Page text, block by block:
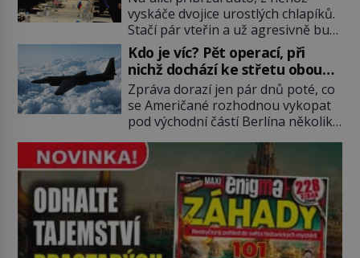
ještě jako první konzul přemístí do
své ložnice v Tuilerisjkém […]
vyskáče dvojice urostlých chlapíků.
Stačí pár vteřin a už agresivně buší
na dveře. O další okamžik později
vlečou nebožáka do auta, a pak už
ho nikdy nikdo nespatří. Dostal se
totiž do rukou všemocné KGB. Jako
sourozenci, kteří si nemohou přijít
na jméno. Neustále se předhání v
plánování sabotáží, […]
Kdo je víc? Pět operací, při
nichž dochází ke střetu obou
tajných služeb
Zpráva dorazí jen pár dnů poté, co
se Američané rozhodnou vykopat
pod východní částí Berlína několik
na sobě nenechají nic znát a
nechají nepřítele, aby si myslel, že
je přechytračil. Cennou informaci
jim dodá jeden z agentů. Oba
tábory jsou zvyklé působit v pozadí
a podle situace tlačit, jak oni […]